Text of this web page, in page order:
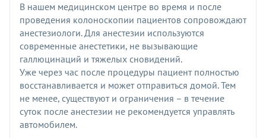
В нашем медицинском центре во время и после
проведения колоноскопии пациентов сопровождают
анестезиологи. Для анестезии используются
современные анестетики, не вызывающие
галлюцинаций и тяжелых сновидений.
Уже через час после процедуры пациент полностью
восстанавливается и может отправиться домой. Тем
не менее, существуют и ограничения – в течение
суток после анестезии не рекомендуется управлять
автомобилем.